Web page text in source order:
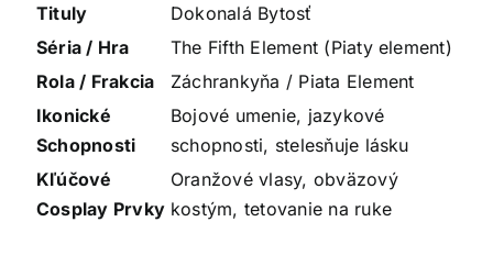
Tituly
Dokonalá Bytosť
Séria / Hra
The Fifth Element (Piaty element)
Rola / Frakcia
Záchrankyňa / Piata Element
Ikonické
Schopnosti
Bojové umenie, jazykové
schopnosti, stelesňuje lásku
Kľúčové
Cosplay Prvky
Oranžové vlasy, obväzový
kostým, tetovanie na ruke